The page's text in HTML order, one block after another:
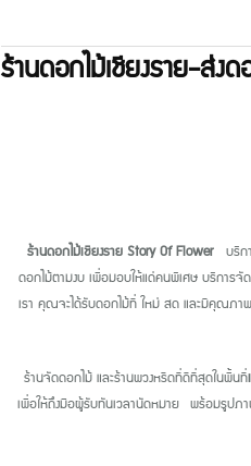
ร้านดอกไม้เชียงราย-ส่งด
ร้านดอกไม้เชียงรายStory Of Flower บริก
ดอกไม้ตามงบ เพื่อมอบให้แด่คนพิเศษ บริการจัด
เรา คุณจะได้รับดอกไม้ที่ ใหม่ สด และมีคุณภา
ร้านจัดดอกไม้ และร้านพวงหรีดที่ดีที่สุดในพื้นที่
เพื่อให้ถึงมือผู้รับทันเวลานัดหมาย พร้อมรูปภ